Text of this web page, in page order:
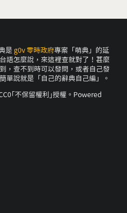
是 g0v 零時政府專案「萌典」的延
語怎麼說，來這裡查就對了！甚麼
，查不到時可以發問，或者自己發
單說就是「自己的辭典自己編」。
｢不保留權利｣授權。Powered